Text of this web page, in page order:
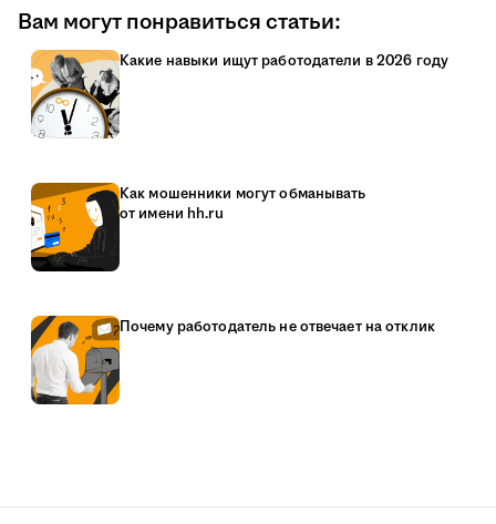
Вам могут понравиться статьи:
Какие навыки ищут работодатели в 2026 году
Как мошенники могут обманывать
от имени hh.ru
Почему работодатель не отвечает на отклик